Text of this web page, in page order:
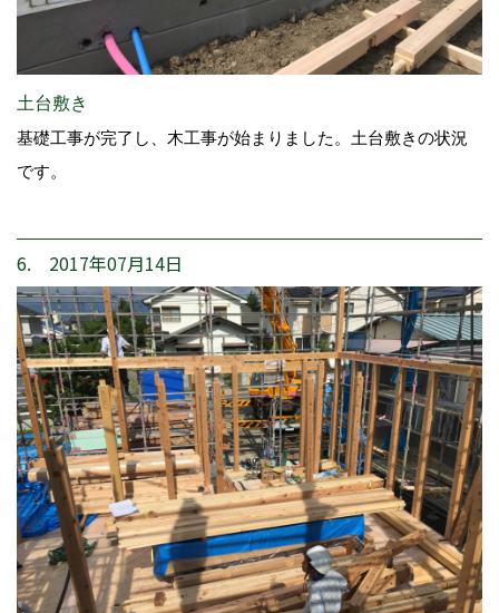
土台敷き
基礎工事が完了し、木工事が始まりました。土台敷きの状況
です。
6. 2017年07月14日